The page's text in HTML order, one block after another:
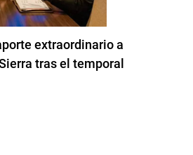
extraordinario a
tras el temporal